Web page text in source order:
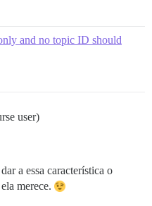
and no topic ID should
user)
a essa característica o
merece.